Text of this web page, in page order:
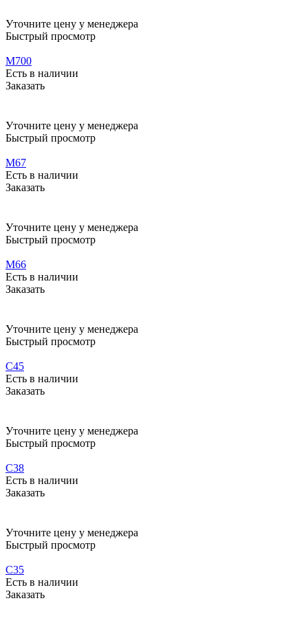
Уточните цену у менеджера
Быстрый просмотр
M700
Есть в наличии
Заказать
Уточните цену у менеджера
Быстрый просмотр
M67
Есть в наличии
Заказать
Уточните цену у менеджера
Быстрый просмотр
M66
Есть в наличии
Заказать
Уточните цену у менеджера
Быстрый просмотр
C45
Есть в наличии
Заказать
Уточните цену у менеджера
Быстрый просмотр
C38
Есть в наличии
Заказать
Уточните цену у менеджера
Быстрый просмотр
C35
Есть в наличии
Заказать